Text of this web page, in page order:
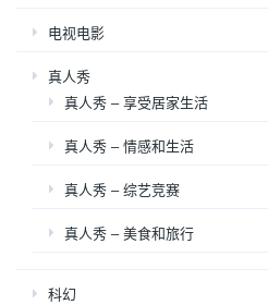
电视电影
真人秀
真人秀 – 享受居家生活
真人秀 – 情感和生活
真人秀 – 综艺竞赛
真人秀 – 美食和旅行
科幻